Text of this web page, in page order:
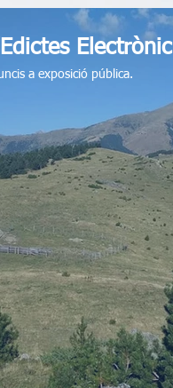
Electrònic
a exposició pública.